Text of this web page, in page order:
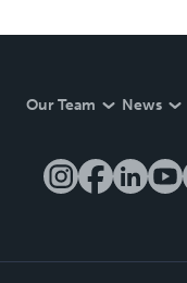
Our Team News